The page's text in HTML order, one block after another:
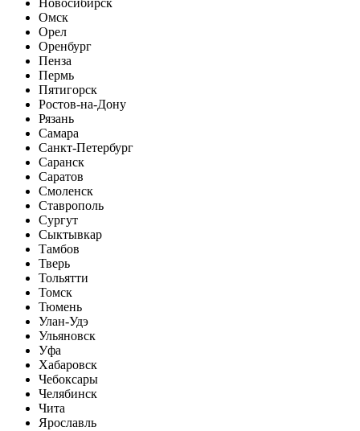
Новосибирск
Омск
Орел
Оренбург
Пенза
Пермь
Пятигорск
Ростов-на-Дону
Рязань
Самара
Санкт-Петербург
Саранск
Саратов
Смоленск
Ставрополь
Сургут
Сыктывкар
Тамбов
Тверь
Тольятти
Томск
Тюмень
Улан-Удэ
Ульяновск
Уфа
Хабаровск
Чебоксары
Челябинск
Чита
Ярославль